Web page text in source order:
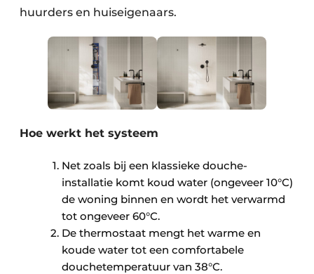
huurders en huiseigenaars.
Hoe werkt het systeem
Net zoals bij een klassieke douche-
installatie komt koud water (ongeveer 10°C)
de woning binnen en wordt het verwarmd
tot ongeveer 60°C.
De thermostaat mengt het warme en
koude water tot een comfortabele
douchetemperatuur van 38°C.